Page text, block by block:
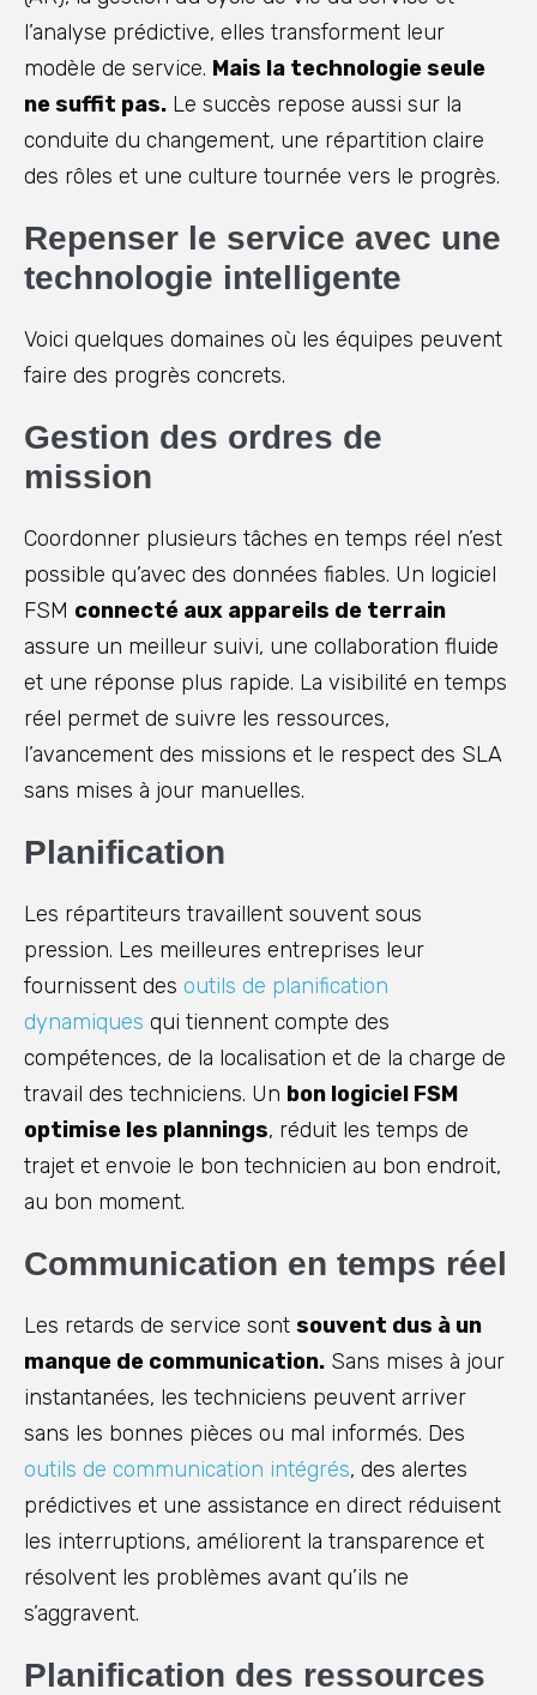
l’analyse prédictive, elles transforment leur
modèle de service. Mais la technologie seule
ne suffit pas. Le succès repose aussi sur la
conduite du changement, une répartition claire
des rôles et une culture tournée vers le progrès.
Repenser le service avec une
technologie intelligente
Voici quelques domaines où les équipes peuvent
faire des progrès concrets.
Gestion des ordres de
mission
Coordonner plusieurs tâches en temps réel n’est
possible qu’avec des données fiables. Un logiciel
FSM connecté aux appareils de terrain
assure un meilleur suivi, une collaboration fluide
et une réponse plus rapide. La visibilité en temps
réel permet de suivre les ressources,
l’avancement des missions et le respect des SLA
sans mises à jour manuelles.
Planification
Les répartiteurs travaillent souvent sous
pression. Les meilleures entreprises leur
fournissent des outils de planification
dynamiques qui tiennent compte des
compétences, de la localisation et de la charge de
travail des techniciens. Un bon logiciel FSM
optimise les plannings, réduit les temps de
trajet et envoie le bon technicien au bon endroit,
au bon moment.
Communication en temps réel
Les retards de service sont souvent dus à un
manque de communication. Sans mises à jour
instantanées, les techniciens peuvent arriver
sans les bonnes pièces ou mal informés. Des
outils de communication intégrés, des alertes
prédictives et une assistance en direct réduisent
les interruptions, améliorent la transparence et
résolvent les problèmes avant qu’ils ne
s’aggravent.
Planification des ressources